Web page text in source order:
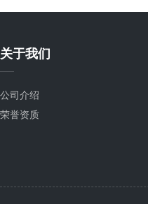
关于我们
公司介绍
荣誉资质